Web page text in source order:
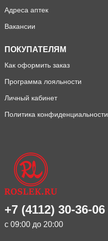
Адреса аптек
Вакансии
ПОКУПАТЕЛЯМ
Как оформить заказ
Программа лояльности
Личный кабинет
Политика конфиденциальности
+7 (4112) 30-36-06
с 09:00 до 20:00